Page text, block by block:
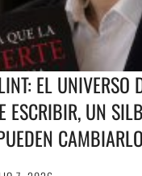
EL UNIVERSO
ESCRIBIR, UN